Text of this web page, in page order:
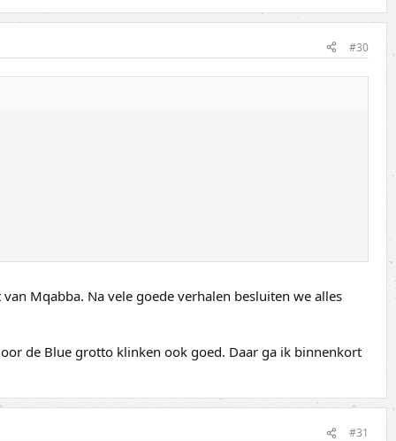
#30
Mqabba. Na vele goede verhalen besluiten we alles
de Blue grotto klinken ook goed. Daar ga ik binnenkort
#31